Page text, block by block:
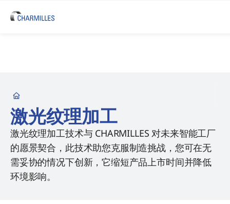
Startseite
激光纹理加工
激光纹理加工技术与 CHARMILLES 对未来智能工厂
的愿景契合，此技术助您克服制造挑战，您可在无
需妥协的情况下创新，它缩短产品上市时间并降低
环境影响。